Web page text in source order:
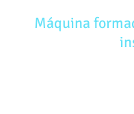
Máquina